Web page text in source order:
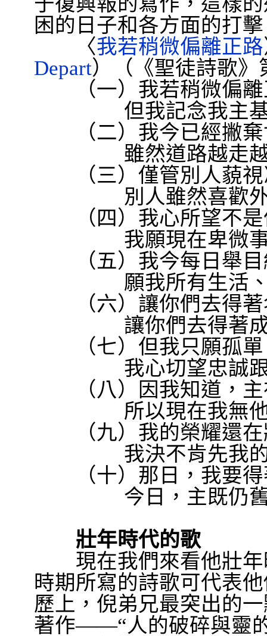
困的日子和各方面的打
〈我若稍微偏離正路
Depart）（《聖徒詩歌》
（一）我若稍微偏離
但我記念我主
（二）我今已經撇棄
雖然道路越走
（三）僅管別人藐視
別人雖然喜歡
（四）我心所望不是
我願現在卑微
（五）我今每日舉目
願我所有生活
（六）讓你們去得著
讓你們去得著
（七）但我只願孤單
我心切望忠誠
（八）因我知道，主
所以現在我無
（九）我的榮耀還在
我決不肯先我
（十）那日，我要得
今日，主既仍
壯年時代的歌
現在我們來看他壯年
時期所寫的詩歌可代表
歷上，倪弟兄最突出的
著作——“人的破碎與靈